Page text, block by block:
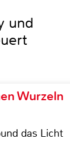
und
Wurzeln
das Licht